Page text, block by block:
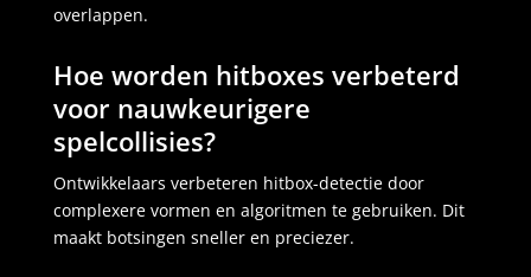
overlappen.
Hoe worden hitboxes verbeterd
voor nauwkeurigere
spelcollisies?
Ontwikkelaars verbeteren hitbox-detectie door
complexere vormen en algoritmen te gebruiken. Dit
maakt botsingen sneller en preciezer.